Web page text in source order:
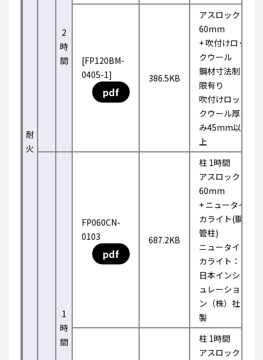
耐
火
2
時
間
[FP120BM-
0405-1]
pdf
386.5KB
アスロック
60mm
+ 吹付けロッ
クウール
鋼材寸法制
限有り
吹付けロッ
クウール厚
み45mm以
上
1
時
間
FP060CN-
0103
pdf
687.2KB
柱 1時間
アスロック
60mm
+ ニュータイ
カライト(鋼
管柱)
ニュータイ
カライト：
日本インシ
ュレーショ
ン（株）社
製
柱 1時間
アスロック